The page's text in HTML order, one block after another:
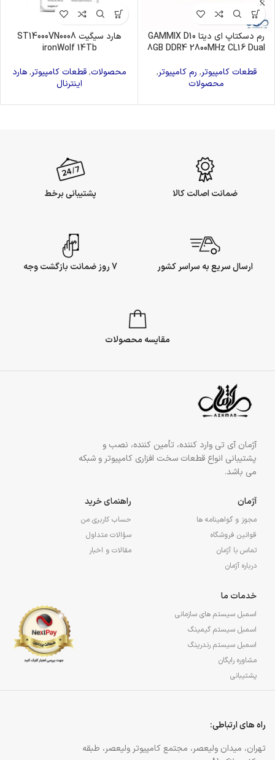
رم دسکتاپ ای دیتا GAMMIX D10
8GB DDR4 2800MHz CL16 Dual
قطعات کامپیوتر, رم کامپیوتر,
محصولات
هارد سیگیت ST14000VN0008
ironWolf 14Tb
محصولات,قطعات کامپیوتر,هارد
اینترنال
ضمانت اصالت کالا پشتیبانی برخط
ارسال سریع به سراسر کشور 7 روز ضمانت بازگشت وجه
مقایسه محصولات
آژمان آی تی وارد کننده، تأمین کننده، نصب و
پشتیبانی انواع قطعات سخت افزاری کامپیوتر و شبکه
می باشد.
آژمان
مجوز و گواهینامه ها
قوانین فروشگاه
تماس با آژمان
درباره آژمان
راهنمای خرید
حساب کاربری من
سؤالات متداول
مقالات و اخبار
خدمات ما
اسمبل سیستم های سازمانی
اسمبل سیستم گیمینگ
اسمبل سیستم رندرینگ
مشاوره رایگان
پشتیبانی
راه های ارتباطی:
تهران، میدان ولیعصر، مجتمع کامپیوتر ولیعصر، طبقه